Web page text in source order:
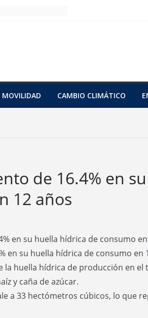
MOVILIDAD CAMBIO CLIMÁTICO
de 16.4% en
12 años
en su huella hídrica de consumo en
la huella hídrica de producción en
y caña de azúcar.
a 33 hectómetros cúbicos, lo que